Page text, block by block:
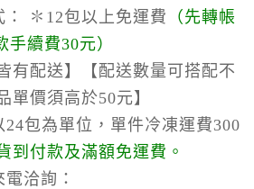
✽12包以上免運費 （先轉帳
續費30元）
有配送】【配送數量可搭配不
單價須高於50元】
24包為單位，單件冷凍運費300
到付款及滿額免運費。
洽詢：